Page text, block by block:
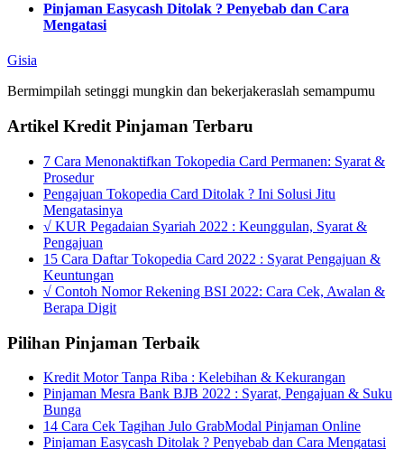
Pinjaman Easycash Ditolak ? Penyebab dan Cara
Mengatasi
Gisia
Bermimpilah setinggi mungkin dan bekerjakeraslah semampumu
Artikel Kredit Pinjaman Terbaru
7 Cara Menonaktifkan Tokopedia Card Permanen: Syarat &
Prosedur
Pengajuan Tokopedia Card Ditolak ? Ini Solusi Jitu
Mengatasinya
√ KUR Pegadaian Syariah 2022 : Keunggulan, Syarat &
Pengajuan
15 Cara Daftar Tokopedia Card 2022 : Syarat Pengajuan &
Keuntungan
√ Contoh Nomor Rekening BSI 2022: Cara Cek, Awalan &
Berapa Digit
Pilihan Pinjaman Terbaik
Kredit Motor Tanpa Riba : Kelebihan & Kekurangan
Pinjaman Mesra Bank BJB 2022 : Syarat, Pengajuan & Suku
Bunga
14 Cara Cek Tagihan Julo GrabModal Pinjaman Online
Pinjaman Easycash Ditolak ? Penyebab dan Cara Mengatasi